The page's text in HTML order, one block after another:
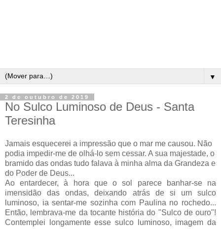
▼
2 de outubro de 2019
No Sulco Luminoso de Deus - Santa
Teresinha
Jamais esquecerei a impressão que o mar me causou. Não
podia impedir-me de olhá-lo sem cessar. A sua majestade, o
bramido das ondas tudo falava à minha alma da Grandeza e
do Poder de Deus...
Ao entardecer, à hora que o sol parece banhar-se na
imensidão das ondas, deixando atrás de si um sulco
luminoso, ia sentar-me sozinha com Paulina no rochedo...
Então, lembrava-me da tocante história do "Sulco de ouro"!
Contemplei longamente esse sulco luminoso, imagem da